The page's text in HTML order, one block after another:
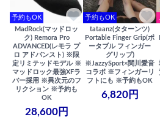
予約もOK
MadRock(マッドロッ
ク) Remora Pro
ADVANCED(レモラ プ
ロ アドバンスト) ※限
定リミテッドモデル ※
マッドロック最強XFラ
バー採用 ※異次元のフ
リクション ※予約も
OK
28,600円
予約もOK
tataanz(タターンツ)
Portable Finger Grip(ポ
ータブル フィンガー
グリップ)
※JazzySport×関川愛音
コラボ ※フィンガーリ
フトにも ※予約もOK
6,820円